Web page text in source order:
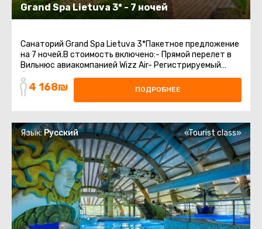
Grand Spa Lietuva 3* - 7 ночей
Санаторий Grand Spa Lietuva 3*Пакетное предложение
на 7 ночей.В стоимость включено:- Прямой перелет в
Вильнюс авиакомпанией Wizz Air- Регистрируемый
багаж 20 кг + ручная кладь- Бесплатная ...
4 168₪ ПОДРОБНЕЕ
Язык:Русский «Tourist class»